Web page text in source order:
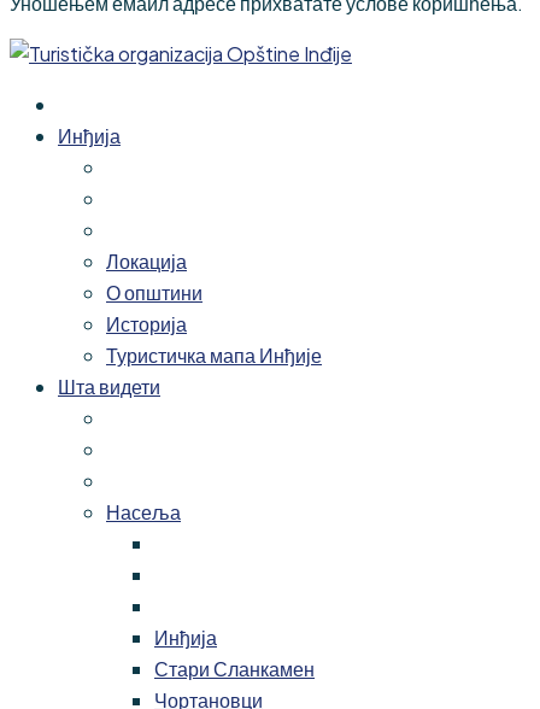
Инђија
Локација
О општини
Историја
Туристичка мапа Инђије
Шта видети
Насеља
Инђија
Стари Сланкамен
Чортановци